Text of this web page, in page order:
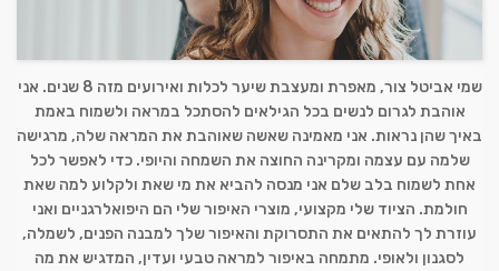
שמי אביטל צור, מאפרת ומעצבת שיער לכלות ואירועים מזה 8 שנים. אני
אוהבת לגרום לנשים בכל הגילאים להסתכל במראה ולשמוח באמת
באיך שהן נראות. אני מאמינה שאשה שאוהבת את המראה שלה, מרגישה
שלמה עם עצמה ומקרינה החוצה את השמחה והיופי. כדי לאפשר לכל
אחת לשמוח בלב שלם אני מנסה להביא את מי שאת ולקלוע למה שאת
חולמת. הציוד שלי מקצועי, מוצרי האיפור שלי הם היפואלרגניים ואני
עוזרת לך להתאים את התסרוקת והאיפור שלך למבנה הפנים, לשמלה,
לסגנון ולאופי. מתמחה באיפור למראה טבעי ועדין, המדגיש את מה